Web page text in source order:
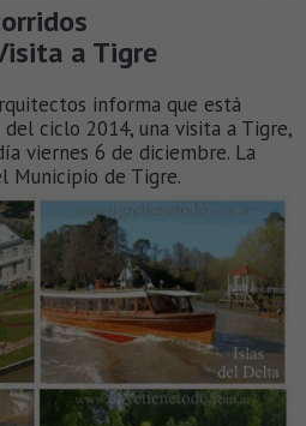
a Tigre
informa que está
ciclo 2014, una visita a Tigre,
viernes 6 de diciembre. La
Municipio de Tigre.